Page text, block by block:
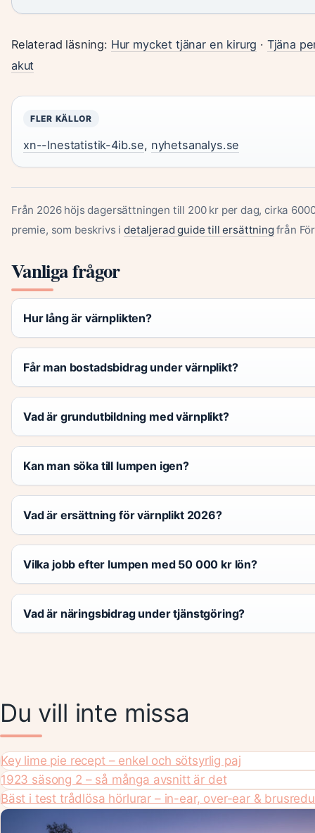
Relaterad läsning: Hur mycket tjänar en kirurg · Tjäna
akut
FLER KÄLLOR
xn--lnestatistik-4ib.se, nyhetsanalys.se
Från 2026 höjs dagersättningen till 200 kr per dag, cirka
premie, som beskrivs idetaljerad guide till ersättning från
Vanliga frågor
Hur lång är värnplikten?
Får man bostadsbidrag under värnplikt?
Vad är grundutbildning med värnplikt?
Kan man söka till lumpen igen?
Vad är ersättning för värnplikt 2026?
Vilka jobb efter lumpen med 50 000 kr lön?
Vad är näringsbidrag under tjänstgöring?
Du vill inte missa
Key lime pie recept – enkel och sötsyrlig paj
1923 säsong 2 – så många avsnitt är det
Bäst i test trådlösa hörlurar – in-ear, over-ear &